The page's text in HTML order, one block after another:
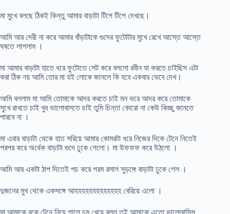
মা মুখে বলছে ঠিকই কিন্তু আমার বাড়াটা টিপে টিপে দেখছে।
আমি আর দেরী না করে আমার বাঁড়াটাকে গুদের ফুটোটার মুখে রেখে আস্তে আস্তে
ঘষতে লাগলাম ।
মা আমার বাড়াটা হাতে ধরে ফুটোতে সেট করে বললো রবীন যা করতে চাইছিস এটা
করা ঠিক নয় আমি তোর মা হই লোকে জানলে কি হবে একবার ভেবে দেখ।
আমি বললাম মা আমি তোমাকে আদর করতে চাই মন ভরে আদর করে তোমাকে
সুখে রাখতে চাই খুব ভালোবাসতে চাই তুমি চিন্তা কোরো না কেউ কিচ্ছু জানতে
পারবে না ।
মা এবার বাড়াটা থেকে হাত সরিয়ে আমার কোমরটা ধরে নিজের দিকে টেনে নিতেই
পরপর করে অর্ধেক বাড়াটা গুদে ঢুকে গেলো। মা উফফফ করে উঠলো ।
আমি আর একটা ঠাপ দিতেই পচ করে গরম রসাল সুড়ঙ্গে বাড়াটা ঢুকে গেল ।
দুজনের মুখ থেকে একসঙ্গে আহহহহহহহহহহহহহ বেরিয়ে এলো ।